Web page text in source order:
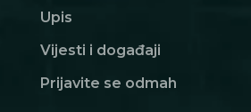
Upis
Vijesti i događaji
Prijavite se odmah